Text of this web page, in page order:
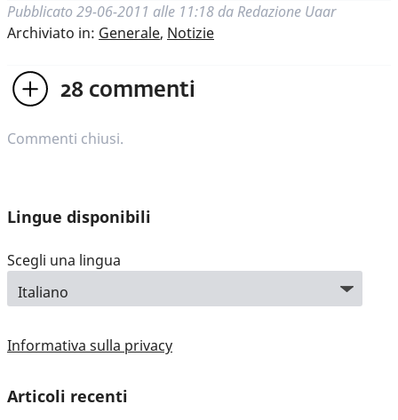
Pubblicato 29-06-2011 alle 11:18 da Redazione Uaar
Archiviato in: Generale, Notizie
28 commenti
Commenti chiusi.
Lingue disponibili
Scegli una lingua
Informativa sulla privacy
Articoli recenti